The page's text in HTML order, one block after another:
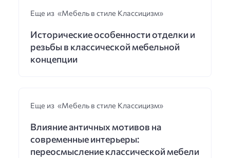
Еще из «Мебель в стиле Классицизм»
Исторические особенности отделки и
резьбы в классической мебельной
концепции
Еще из «Мебель в стиле Классицизм»
Влияние античных мотивов на
современные интерьеры:
переосмысление классической мебели